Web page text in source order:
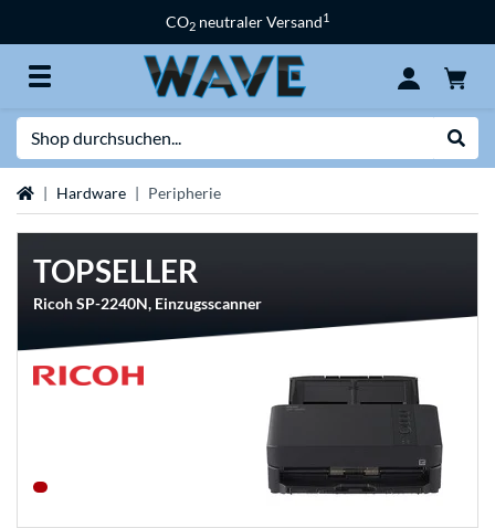
CO2 neutraler Versand1
StartseiteHardware Peripherie
TOPSELLER
Ricoh SP-2240N, Einzugsscanner